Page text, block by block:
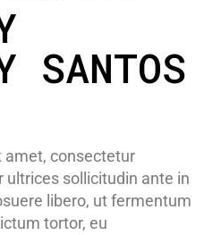
SANTOS
amet, consectetur
ultrices sollicitudin ante in
libero, ut fermentum
tortor, eu